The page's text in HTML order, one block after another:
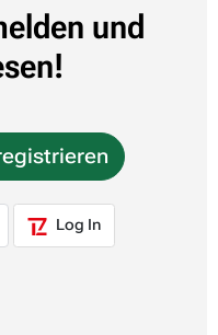
und
Log In